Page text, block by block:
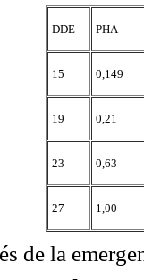
DDE PHA
15 0,149
19 0,21
23 0,63
27 1,00
de la